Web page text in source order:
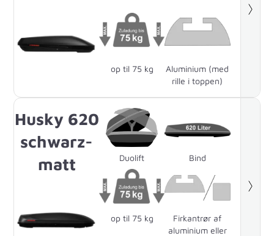
op til 75 kg
Aluminium (med
rille i toppen)
Husky 620
schwarz-
matt
Duolift Bind
op til 75 kg
Firkantrør af
aluminium eller